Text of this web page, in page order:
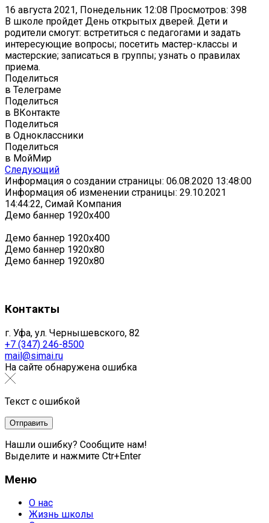
16 августа 2021, Понедельник 12:08 Просмотров: 398
В школе пройдет День открытых дверей. Дети и
родители смогут: встретиться с педагогами и задать
интересующие вопросы; посетить мастер-классы и
мастерские; записаться в группы; узнать о правилах
приема.
Поделиться
в Телеграме
Поделиться
в ВКонтакте
Поделиться
в Одноклассники
Поделиться
в МойМир
Следующий
Информация о создании страницы: 06.08.2020 13:48:00
Информация об изменении страницы: 29.10.2021
14:44:22, Симай Компания
Демо баннер 1920х400
Демо баннер 1920х400
Демо баннер 1920x80
Демо баннер 1920x80
Контакты
г. Уфа, ул. Чернышевского, 82
+7 (347) 246-8500
mail@simai.ru
На сайте обнаружена ошибка
Текст с ошибкой
Нашли ошибку? Сообщите нам!
Выделите и нажмите Ctr+Enter
Меню
О нас
Жизнь школы